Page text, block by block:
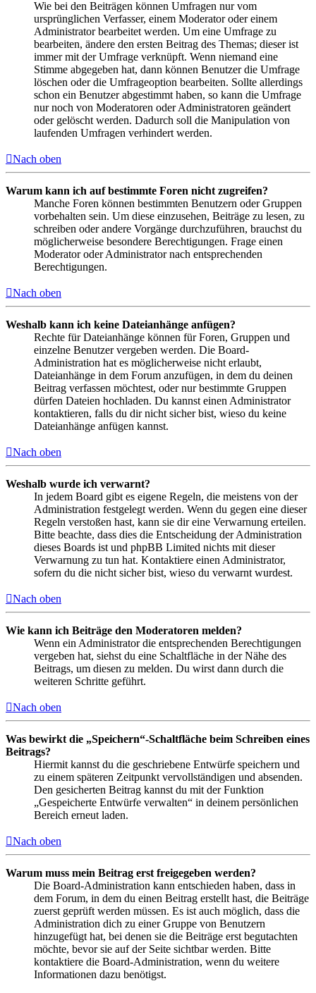
Wie bei den Beiträgen können Umfragen nur vom
ursprünglichen Verfasser, einem Moderator oder einem
Administrator bearbeitet werden. Um eine Umfrage zu
bearbeiten, ändere den ersten Beitrag des Themas; dieser ist
immer mit der Umfrage verknüpft. Wenn niemand eine
Stimme abgegeben hat, dann können Benutzer die Umfrage
löschen oder die Umfrageoption bearbeiten. Sollte allerdings
schon ein Benutzer abgestimmt haben, so kann die Umfrage
nur noch von Moderatoren oder Administratoren geändert
oder gelöscht werden. Dadurch soll die Manipulation von
laufenden Umfragen verhindert werden.
Nach oben
Warum kann ich auf bestimmte Foren nicht zugreifen?
Manche Foren können bestimmten Benutzern oder Gruppen
vorbehalten sein. Um diese einzusehen, Beiträge zu lesen, zu
schreiben oder andere Vorgänge durchzuführen, brauchst du
möglicherweise besondere Berechtigungen. Frage einen
Moderator oder Administrator nach entsprechenden
Berechtigungen.
Nach oben
Weshalb kann ich keine Dateianhänge anfügen?
Rechte für Dateianhänge können für Foren, Gruppen und
einzelne Benutzer vergeben werden. Die Board-
Administration hat es möglicherweise nicht erlaubt,
Dateianhänge in dem Forum anzufügen, in dem du deinen
Beitrag verfassen möchtest, oder nur bestimmte Gruppen
dürfen Dateien hochladen. Du kannst einen Administrator
kontaktieren, falls du dir nicht sicher bist, wieso du keine
Dateianhänge anfügen kannst.
Nach oben
Weshalb wurde ich verwarnt?
In jedem Board gibt es eigene Regeln, die meistens von der
Administration festgelegt werden. Wenn du gegen eine dieser
Regeln verstoßen hast, kann sie dir eine Verwarnung erteilen.
Bitte beachte, dass dies die Entscheidung der Administration
dieses Boards ist und phpBB Limited nichts mit dieser
Verwarnung zu tun hat. Kontaktiere einen Administrator,
sofern du die nicht sicher bist, wieso du verwarnt wurdest.
Nach oben
Wie kann ich Beiträge den Moderatoren melden?
Wenn ein Administrator die entsprechenden Berechtigungen
vergeben hat, siehst du eine Schaltfläche in der Nähe des
Beitrags, um diesen zu melden. Du wirst dann durch die
weiteren Schritte geführt.
Nach oben
Was bewirkt die „Speichern“-Schaltfläche beim Schreiben eines
Beitrags?
Hiermit kannst du die geschriebene Entwürfe speichern und
zu einem späteren Zeitpunkt vervollständigen und absenden.
Den gesicherten Beitrag kannst du mit der Funktion
„Gespeicherte Entwürfe verwalten“ in deinem persönlichen
Bereich erneut laden.
Nach oben
Warum muss mein Beitrag erst freigegeben werden?
Die Board-Administration kann entschieden haben, dass in
dem Forum, in dem du einen Beitrag erstellt hast, die Beiträge
zuerst geprüft werden müssen. Es ist auch möglich, dass die
Administration dich zu einer Gruppe von Benutzern
hinzugefügt hat, bei denen sie die Beiträge erst begutachten
möchte, bevor sie auf der Seite sichtbar werden. Bitte
kontaktiere die Board-Administration, wenn du weitere
Informationen dazu benötigst.